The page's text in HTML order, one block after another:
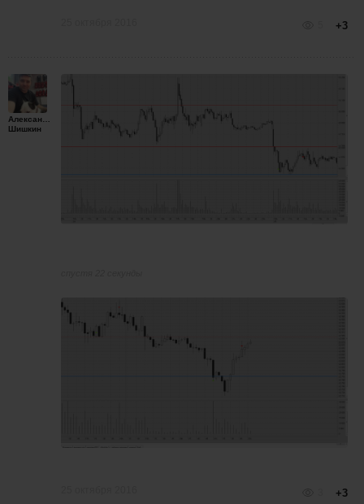
+3
Александр
Шишкин
+3